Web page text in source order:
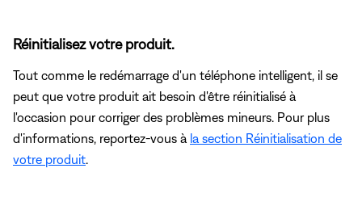
Réinitialisez votre produit.
Tout comme le redémarrage d'un téléphone intelligent, il se
peut que votre produit ait besoin d'être réinitialisé à
l'occasion pour corriger des problèmes mineurs. Pour plus
d'informations, reportez-vous à la section Réinitialisation de
votre produit